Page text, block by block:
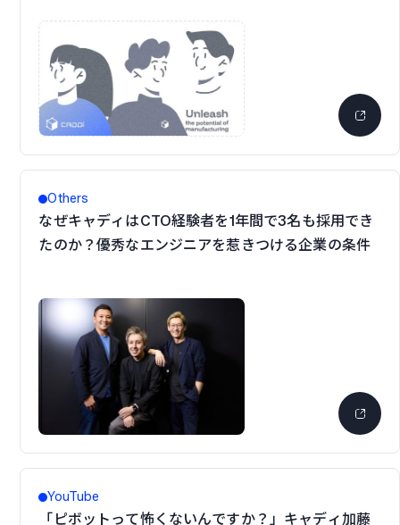
Others
なぜキャディはCTO経験者を1年間で3名も採用でき
たのか？優秀なエンジニアを惹きつける企業の条件
YouTube
「ピボットって怖くないんですか？」キャディ加藤